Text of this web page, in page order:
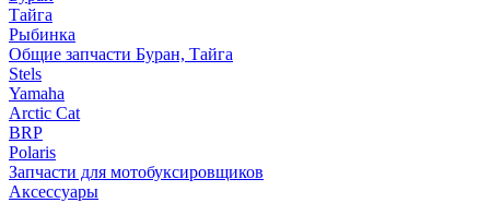
Тайга
Рыбинка
Общие запчасти Буран, Тайга
Stels
Yamaha
Arctic Cat
BRP
Polaris
Запчасти для мотобуксировщиков
Аксессуары